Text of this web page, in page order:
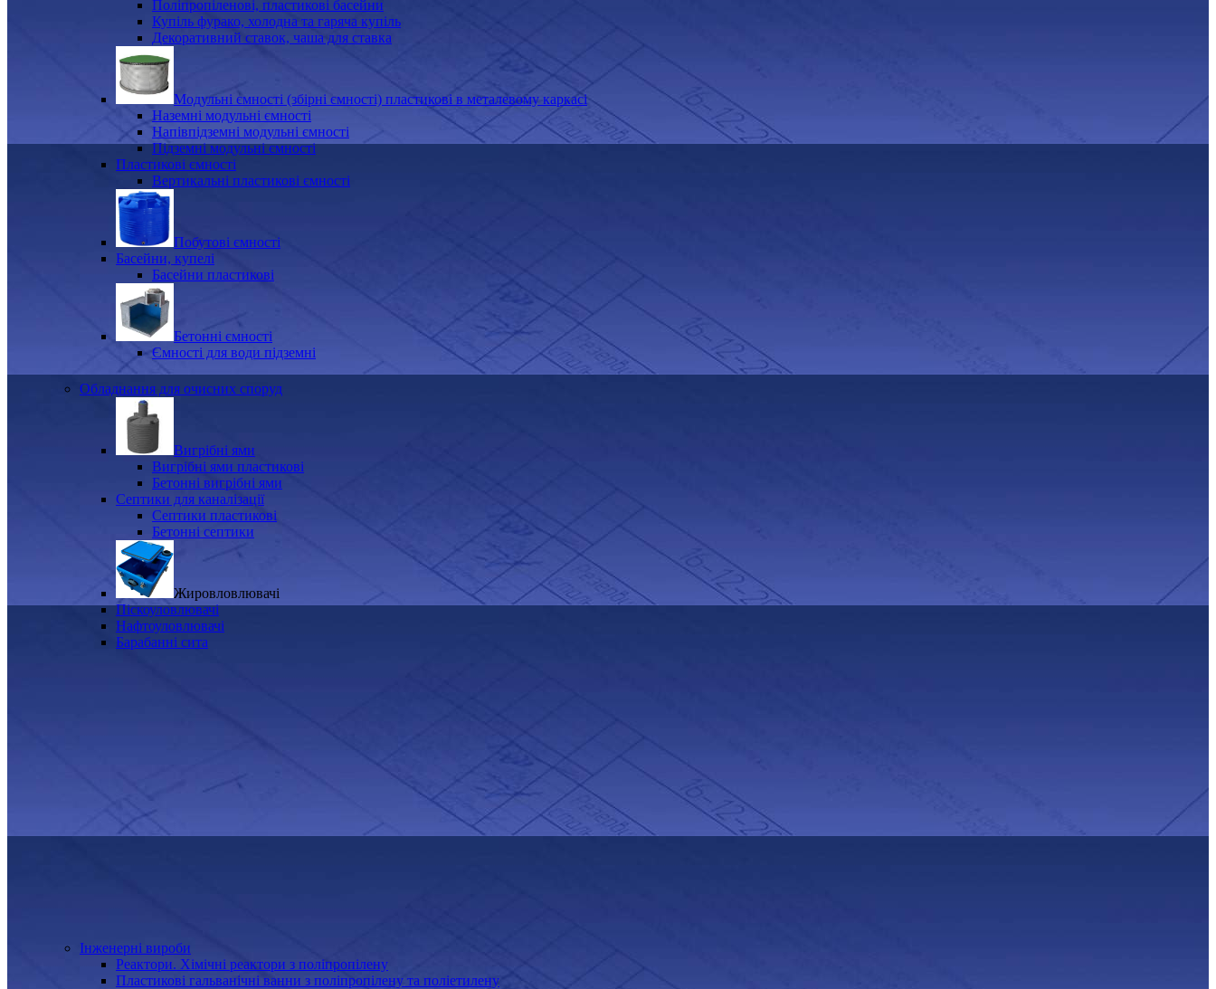
Поліпропіленові, пластикові басейни
Купіль фурако, холодна та гаряча купіль
Декоративний ставок, чаша для ставка
Модульні ємності (збірні ємності) пластикові в металевому каркасі
Наземні модульні ємності
Напівпідземні модульні ємності
Підземні модульні ємності
Пластикові ємності
Вертикальні пластикові ємності
Побутові ємності
Басейни, купелі
Басейни пластикові
Бетонні ємності
Ємності для води підземні
Обладнання для очисних споруд
Вигрібні ями
Вигрібні ями пластикові
Бетонні вигрібні ями
Септики для каналізації
Септики пластикові
Бетонні септики
Жировловлювачі
Піскоуловлювачі
Нафтоуловлювачі
Барабанні сита
Інженерні вироби
Реактори. Хімічні реактори з поліпропілену
Пластикові гальванічні ванни з поліпропілену та поліетилену